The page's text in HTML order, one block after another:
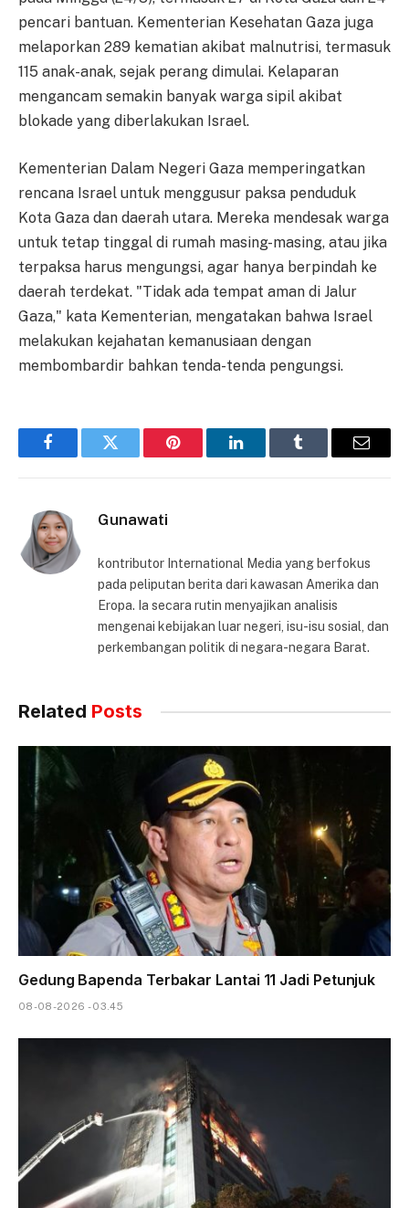
pencari bantuan. Kementerian Kesehatan Gaza juga
melaporkan 289 kematian akibat malnutrisi, termasuk
115 anak-anak, sejak perang dimulai. Kelaparan
mengancam semakin banyak warga sipil akibat
blokade yang diberlakukan Israel.
Kementerian Dalam Negeri Gaza memperingatkan
rencana Israel untuk menggusur paksa penduduk
Kota Gaza dan daerah utara. Mereka mendesak warga
untuk tetap tinggal di rumah masing-masing, atau jika
terpaksa harus mengungsi, agar hanya berpindah ke
daerah terdekat. "Tidak ada tempat aman di Jalur
Gaza," kata Kementerian, mengatakan bahwa Israel
melakukan kejahatan kemanusiaan dengan
membombardir bahkan tenda-tenda pengungsi.
FacebookTwitter Pinterest LinkedInTumblr Email
Gunawati
kontributor International Media yang berfokus
pada peliputan berita dari kawasan Amerika dan
Eropa. Ia secara rutin menyajikan analisis
mengenai kebijakan luar negeri, isu-isu sosial, dan
perkembangan politik di negara-negara Barat.
Related Posts
Gedung Bapenda Terbakar Lantai 11 Jadi Petunjuk
08-08-2026 - 03.45